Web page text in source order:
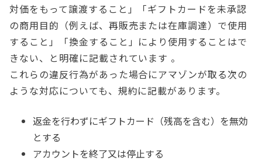
対価をもって譲渡すること」「ギフトカードを未承認
の商用目的（例えば、再販売または在庫調達）で使用
すること」「換金すること」により使用することはで
きない、と明確に記載されています 。
これらの違反行為があった場合にアマゾンが取る次の
ような対応についても、規約に記載があります。
返金を行わずにギフトカード（残高を含む）を無効
とする
アカウントを終了又は停止する